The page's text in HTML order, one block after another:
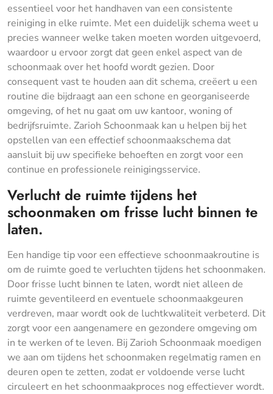
essentieel voor het handhaven van een consistente
reiniging in elke ruimte. Met een duidelijk schema weet u
precies wanneer welke taken moeten worden uitgevoerd,
waardoor u ervoor zorgt dat geen enkel aspect van de
schoonmaak over het hoofd wordt gezien. Door
consequent vast te houden aan dit schema, creëert u een
routine die bijdraagt aan een schone en georganiseerde
omgeving, of het nu gaat om uw kantoor, woning of
bedrijfsruimte. Zarioh Schoonmaak kan u helpen bij het
opstellen van een effectief schoonmaakschema dat
aansluit bij uw specifieke behoeften en zorgt voor een
continue en professionele reinigingsservice.
Verlucht de ruimte tijdens het
schoonmaken om frisse lucht binnen te
laten.
Een handige tip voor een effectieve schoonmaakroutine is
om de ruimte goed te verluchten tijdens het schoonmaken.
Door frisse lucht binnen te laten, wordt niet alleen de
ruimte geventileerd en eventuele schoonmaakgeuren
verdreven, maar wordt ook de luchtkwaliteit verbeterd. Dit
zorgt voor een aangenamere en gezondere omgeving om
in te werken of te leven. Bij Zarioh Schoonmaak moedigen
we aan om tijdens het schoonmaken regelmatig ramen en
deuren open te zetten, zodat er voldoende verse lucht
circuleert en het schoonmaakproces nog effectiever wordt.